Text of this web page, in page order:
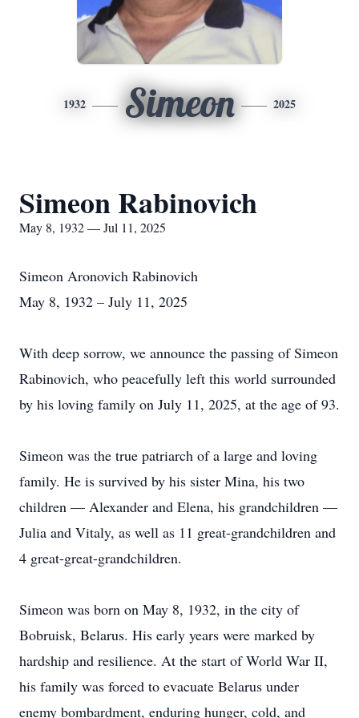
1932 Simeon 2025
Simeon Rabinovich
May 8, 1932 — Jul 11, 2025
Simeon Aronovich Rabinovich
May 8, 1932 – July 11, 2025
With deep sorrow, we announce the passing of Simeon
Rabinovich, who peacefully left this world surrounded
by his loving family on July 11, 2025, at the age of 93.
Simeon was the true patriarch of a large and loving
family. He is survived by his sister Mina, his two
children — Alexander and Elena, his grandchildren —
Julia and Vitaly, as well as 11 great-grandchildren and
4 great-great-grandchildren.
Simeon was born on May 8, 1932, in the city of
Bobruisk, Belarus. His early years were marked by
hardship and resilience. At the start of World War II,
his family was forced to evacuate Belarus under
enemy bombardment, enduring hunger, cold, and